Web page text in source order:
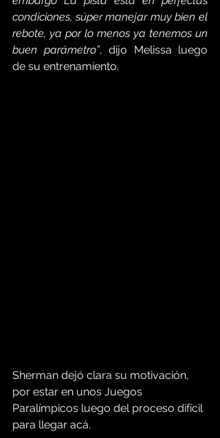
condiciones, súper manejar muy bien el
rebote, ya por lo menos ya tenemos un
buen parámetro”, dijo Melissa luego
de su entrenamiento.
Sherman dejó clara su motivación,
por estar en unos Juegos
Paralímpicos luego del proceso difícil
para llegar acá.